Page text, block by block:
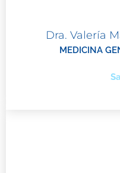
Dra. Valería
MEDICINA